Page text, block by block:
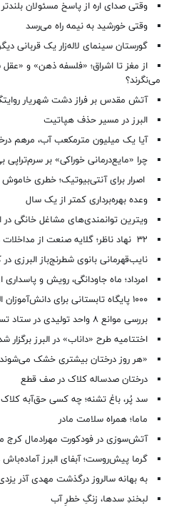
وقتی صدای اره از پاسخ مسئولان
وقتی خورشید به نیمه راه می‌رسد
گورستان سینمای لاله‌زار یک قربانی
از مغز تا اشراق؛ «فلسفه ذهن» و
می‌نگرند؟
آتش مقدس بر فراز دشت شهریار
البرز در مسیر حذف هپاتیت
آیا یک میلیون مترمکعب آب، مرهم
چرا «مایع‌درمانی خوراکی» بر سرم‌تراپی
اصرار برای آنتی‌بیوتیک؛ خطری
وعده بهره‌برداری کمتر از یک سال
ویترین توانمندی‌های مشاغل خانگی در
۳۲ نهاد ناظر؛ گلایه صنعت از مداخلات دولتی
نایب‌قهرمانی بانوی شطرنج‌باز البرزی
امرداد؛ ماه جاودانگی، رویش و پاسداری
۱۰۰۰ پایگاه تابستانی برای دانش‌آموزان البرزی راه اندازی شد
بررسی موانع ۸ واحد تولیدی در ستاد تسهیل البرز
اختتامیه طرح «داناب» در البرز برگزار
«هر روز درختان بیشتری خشک
درختان صدساله کلاک در صف قطع
سد پُر، باغ تشنه؛ چه کسی حق‌آبه کلاک
ماما؛ همراه سلامت مادر
آتش‌سوزی در فودکورت مهرادمال کرج
گرما پیش‌روست؛ آبفای البرز آماده‌باش
به بهانه سالروز درگذشت مهدی آذر
لبخندِ سدها، زنگِ خطرِ آب